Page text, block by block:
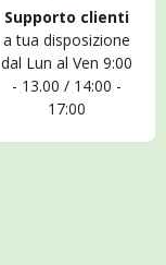
Supporto clienti
a tua disposizione
dal Lun al Ven 9:00
- 13.00 / 14:00 -
17:00